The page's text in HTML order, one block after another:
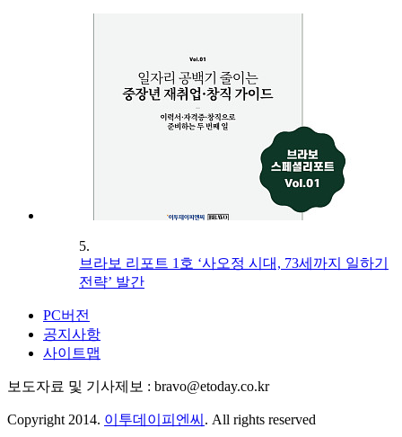
5.
브라보 리포트 1호 ‘사오정 시대, 73세까지 일하기
전략’ 발간
PC버전
공지사항
사이트맵
보도자료 및 기사제보 : bravo@etoday.co.kr
Copyright 2014. 이투데이피엔씨 . All rights reserved